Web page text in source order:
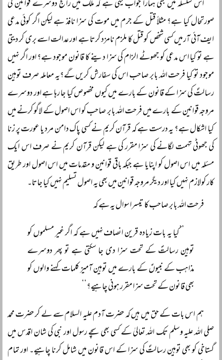
اس سلسلہ میں بھی ہمارا جواب یہی ہے کہ ملک میں رائج دوسرے قوانین کی
صورتحال کیا ہے؟ مثلاً قتل کے جرم میں موت کی سزا نافذ ہے لیکن اگر کوئی مدعی
ایف آئی آر میں کسی شخص کو قتل کا ملزم نامزد کرتا ہے اور عدالت اسے بری کر دیتی
ہے تو کیا اس مدعی کو جھوٹے الزام کی سزا دینے کا قانون موجود ہے؟ اور اگر نہیں
موجود تو کیا فرحت اللہ بابر صاحب اس کی سفارش کریں گے؟یہ معاملہ صرف توہین
رسالتؐ کی سزا کے قانون کے بارے میں کیوں مخصوص کیا جا رہا ہے اور دوسرے
مروجہ قوانین کے بارے میں فرحت اللہ بابر صاحب کو اس اصول کے لاگو کرنے میں
کیا اشکال ہے؟ یہ درست ہے کہ قرآن کریم نے کسی پاک دامن مرد یا عورت پر زنا
کی جھوٹی تہمت لگانے کی سزا مقرر کی ہے لیکن قرآن کریم نے صرف اس ایک
مسئلہ میں اس اصول کو اپنایا ہے جبکہ باقی قوانین و مقدمات میں اس اصول اور طریق
کار کو لازم نہیں کیا اور دیگر مروجہ قوانین میں بھی یہ اصول تسلیم نہیں کیا جاتا۔
فرحت اللہ بابر صاحب کا تیسرا سوال یہ ہے کہ
’’کیا یہ بات زیادہ قرین انصاف نہیں ہے کہ اگر غیر مسلموں کو
توہین رسالتؐ کے تحت سزا دی جا سکتی ہے تو پھر دوسرے
مذاہب کے نبیوںؑ کے بارے میں توہین آمیز کلمات کہنے والوں کو
بھی قانون کے تحت سزا مقرر ہونی چاہیے؟‘‘
ہم اس بات کے حق میں ہیں کہ حضرت آدم علیہ السلام سے لے کر حضرت محمد
صلی اللہ علیہ وسلم تک اللہ تعالیٰ کے کسی بھی سچے رسول اور نبی کی شان اقدس میں
گستاخی کو بھی توہین رسالتؐ کی سزا کے اس قانون میں شامل کرنا چاہیے۔ اور تمام